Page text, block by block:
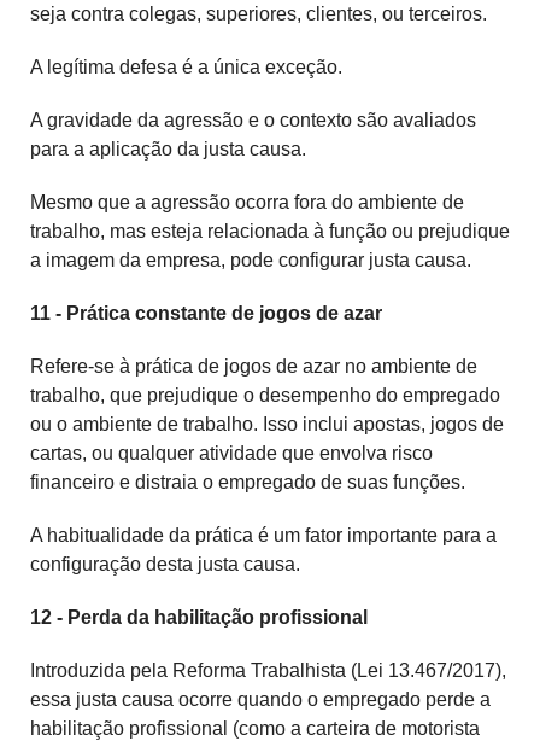
seja contra colegas, superiores, clientes, ou terceiros.
A legítima defesa é a única exceção.
A gravidade da agressão e o contexto são avaliados
para a aplicação da justa causa.
Mesmo que a agressão ocorra fora do ambiente de
trabalho, mas esteja relacionada à função ou prejudique
a imagem da empresa, pode configurar justa causa.
11 - Prática constante de jogos de azar
Refere-se à prática de jogos de azar no ambiente de
trabalho, que prejudique o desempenho do empregado
ou o ambiente de trabalho. Isso inclui apostas, jogos de
cartas, ou qualquer atividade que envolva risco
financeiro e distraia o empregado de suas funções.
A habitualidade da prática é um fator importante para a
configuração desta justa causa.
12 - Perda da habilitação profissional
Introduzida pela Reforma Trabalhista (Lei 13.467/2017),
essa justa causa ocorre quando o empregado perde a
habilitação profissional (como a carteira de motorista